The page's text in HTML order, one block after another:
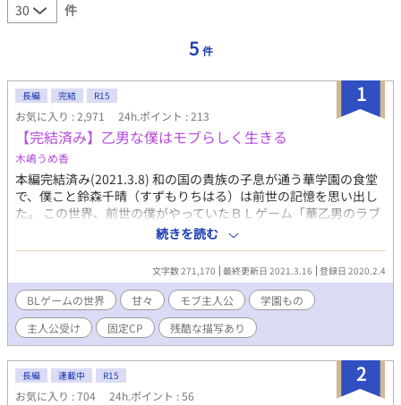
件
5 件
1
長編 完結 R15
お気に入り : 2,971 24h.ポイント : 213
【完結済み】乙男な僕はモブらしく生きる
木嶋うめ香
本編完結済み(2021.3.8) 和の国の貴族の子息が通う華学園の食堂
で、僕こと鈴森千晴（すずもりちはる）は前世の記憶を思い出し
た。 この世界、前世の僕がやっていたＢＬゲーム「華乙男のラブ
日和」じゃないか？ 鈴森千晴なんて登場人物、ゲームには居なか
ったから僕のポジションはモブなんだろう。 もうすぐ主人公が転
校してくる。 僕の片思いの相手山城雅（やましろみやび）も攻略
対象者の一人だ。 これから僕は主人公と雅が仲良くなっていくの
を見てなきゃいけないのか。 片思いだって分ってるから、諦めな
きゃいけないのは分ってるけど、やっぱり辛いよどうしたらいい
んだろう。
続きを読む
文字数 271,170 最終更新日 2021.3.16 登録日 2020.2.4
BLゲームの世界 甘々 モブ主人公
学園もの
主人公受け
固定CP 残酷な描写あり
2
長編 連載中 R15
お気に入り : 704 24h.ポイント : 56